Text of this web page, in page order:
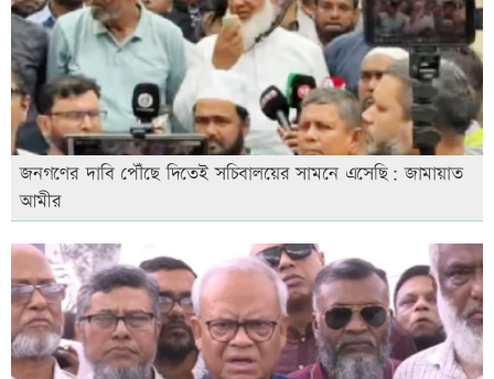
জনগণের দাবি পৌঁছে দিতেই সচিবালয়ের সামনে এসেছি: জামায়াত
আমীর